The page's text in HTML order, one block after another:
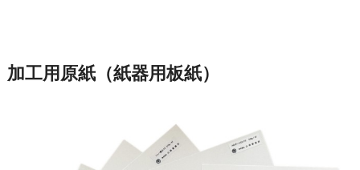
加工用原紙（紙器用板紙）